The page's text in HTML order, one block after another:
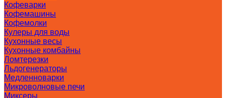
Кофеварки
Кофемашины
Кофемолки
Кулеры для воды
Кухонные весы
Кухонные комбайны
Ломтерезки
Льдогенераторы
Медленноварки
Микроволновые печи
Миксеры